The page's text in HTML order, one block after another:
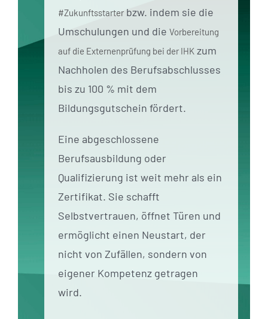
#Zukunftsstarterbzw. indem sie die
Umschulungen und die Vorbereitung
auf die Externenprüfung bei der IHKzum
Nachholen des Berufsabschlusses
bis zu 100 % mit dem
Bildungsgutschein fördert.
Eine abgeschlossene
Berufsausbildung oder
Qualifizierung ist weit mehr als ein
Zertifikat. Sie schafft
Selbstvertrauen, öffnet Türen und
ermöglicht einen Neustart, der
nicht von Zufällen, sondern von
eigener Kompetenz getragen
wird.